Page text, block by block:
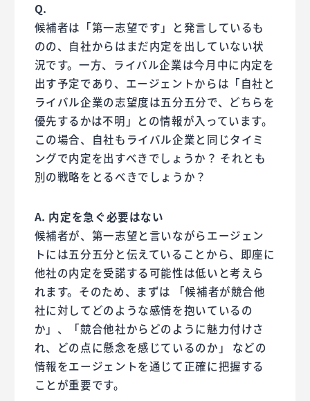
Q.
候補者は「第一志望です」と発言しているも
のの、自社からはまだ内定を出していない状
況です。一方、ライバル企業は今月中に内定を
出す予定であり、エージェントからは「自社と
ライバル企業の志望度は五分五分で、どちらを
優先するかは不明」との情報が入っています。
この場合、自社もライバル企業と同じタイミ
ングで内定を出すべきでしょうか？ それとも
別の戦略をとるべきでしょうか？
A. 内定を急ぐ必要はない
候補者が、第一志望と言いながらエージェン
トには五分五分と伝えていることから、即座に
他社の内定を受諾する可能性は低いと考えら
れます。そのため、まずは 「候補者が競合他
社に対してどのような感情を抱いているの
か」、「競合他社からどのように魅力付けさ
れ、どの点に懸念を感じているのか」 などの
情報をエージェントを通じて正確に把握する
ことが重要です。